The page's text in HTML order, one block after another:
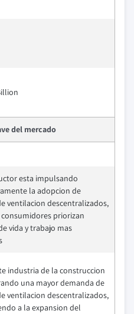
del mercado
esta impulsando
la adopcion de
ventilacion descentralizados,
priorizan
vida y trabajo mas
industria de la construccion
una mayor demanda de
ventilacion descentralizados,
a la expansion del